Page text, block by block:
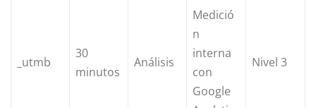
_utmb
30
minutos
Análisis
Medició
n
interna
con
Google
Nivel 3